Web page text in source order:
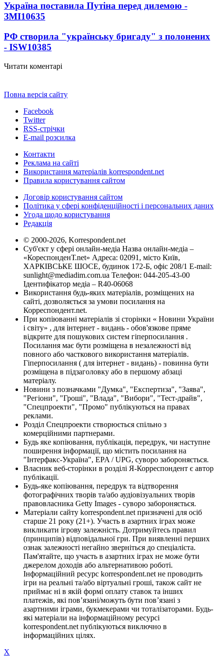
Україна поставила Путіна перед дилемою -
ЗМІ10635
РФ створила "українську бригаду" з полонених
- ISW10385
Читати коментарі
Повна версія сайту
Facebook
Twitter
RSS-стрічки
E-mail розсилка
Контакти
Реклама на сайті
Використання матеріалів korrespondent.net
Правила користування сайтом
Договір користування сайтом
Політика у сфері конфіденційності і персональних даних
Угода щодо користування
Редакція
© 2000-2026, Korrespondent.net
Суб'єкт у сфері онлайн-медіа Назва онлайн-медіа –
«КореспонденТ.net» Адреса: 02091, місто Київ,
ХАРКІВСЬКЕ ШОСЕ, будинок 172-Б, офіс 208/1 E-mail:
sunlight@mediadim.com.ua Телефон: 044-205-43-00
Ідентифікатор медіа – R40-06068
Використання будь-яких матеріалів, розміщених на
сайті, дозволяється за умови посилання на
Корреспондент.net.
При копіюванні матеріалів зі сторінки « Новини України
і світу» , для інтернет - видань - обов'язкове пряме
відкрите для пошукових систем гіперпосилання .
Посилання має бути розміщена в незалежності від
повного або часткового використання матеріалів.
Гіперпосилання ( для інтернет - видань) - повинна бути
розміщена в підзаголовку або в першому абзаці
матеріалу.
Новини з позначками "Думка", "Експертиза", "Заява",
"Регіони", "Гроші", "Влада", "Вибори", "Тест-драйв",
"Спецпроекти", "Промо" публікуються на правах
реклами.
Розділ Спецпроекти створюється спільно з
комерційними партнерами.
Будь яке копіювання, публікація, передрук, чи наступне
поширення інформації, що містить посилання на
"Інтерфакс-Україна", EPA / UPG, суворо забороняється.
Власник веб-сторінки в розділі Я-Корреспондент є автор
публікації.
Будь-яке копіювання, передрук та відтворення
фотографічних творів та/або аудіовізуальних творів
правовласника Getty Images - суворо забороняється.
Матеріали сайту korrespondent.net призначені для осіб
старше 21 року (21+). Участь в азартних іграх може
викликати ігрову залежність. Дотримуйтесь правил
(принципів) відповідальної гри. При виявленні перших
ознак залежності негайно зверніться до спеціаліста.
Пам'ятайте, що участь в азартних іграх не може бути
джерелом доходів або альтернативою роботі.
Інформаційний ресурс korrespondent.net не проводить
ігри на реальні та/або віртуальні гроші, також сайт не
приймає ні в якій формі оплату ставок та інших
платежів, які пов’язані/можуть бути пов’язані з
азартними іграми, букмекерами чи тоталізаторами. Будь-
які матеріали на інформаційному ресурсі
korrespondent.net публікуються виключно в
інформаційних цілях.
X